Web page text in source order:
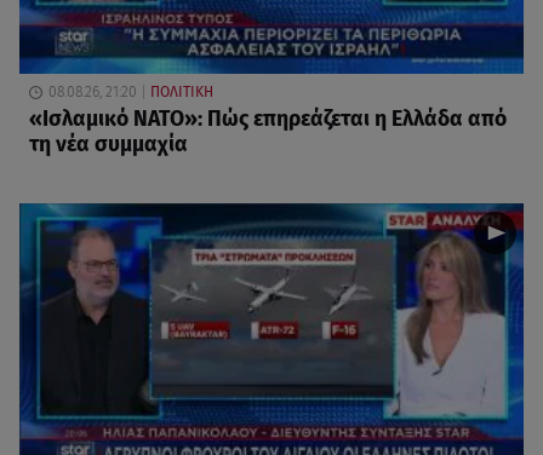
08.08.26, 21:20 ΠΟΛΙΤΙΚΗ
«Ισλαμικό ΝΑΤΟ»: Πώς επηρεάζεται η Ελλάδα από
τη νέα συμμαχία